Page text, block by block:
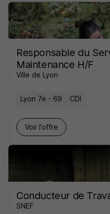
Responsable du
Maintenance H/F
Ville de Lyon
Lyon 7e - 69 CDI
Voir l’offre
Conducteur de
SNEF